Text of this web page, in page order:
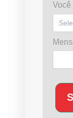
Você